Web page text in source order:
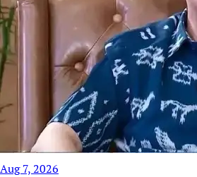
Aug 7, 2026